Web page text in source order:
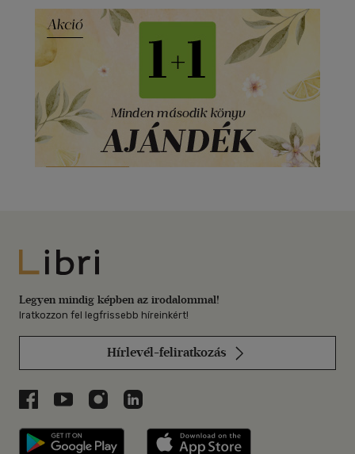
Libri
Legyen mindig képben az irodalommal!
Iratkozzon fel legfrissebb híreinkért!
Hírlevél-feliratkozás
Libri a Facebookon
Libri a Youtube-on
Libri az Instagramon
Libri a LinkedInen
Libri applikáció Szerezd meg: Google